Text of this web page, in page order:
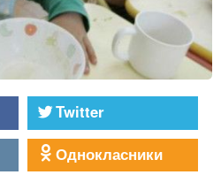
Twitter
Однокласники